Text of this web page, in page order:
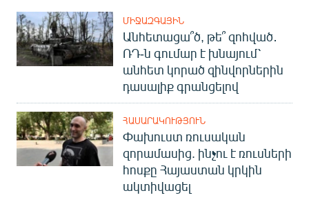
Հայերեն
English
ՀԵՏԵՎԵՔ ՄԵԶ
ՄԻՋԱԶԳԱՅԻՆ
Անհետացա՞ծ, թե՞ զոհված․
ՌԴ-ն գումար է խնայում՝
անհետ կորած զինվորներին
դասալիք գրանցելով
ՀԱՍԱՐԱԿՈՒԹՅՈՒՆ
Փախուստ ռուսական
զորամասից. ինչու է ռուսների
հոսքը Հայաստան կրկին
ակտիվացել